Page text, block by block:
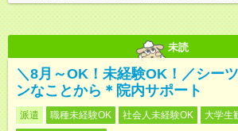
未読
＼8月～OK！未経験OK！／シー
ンなことから＊院内サポート
派遣 職種未経験OK 社会人未経験OK 大学生